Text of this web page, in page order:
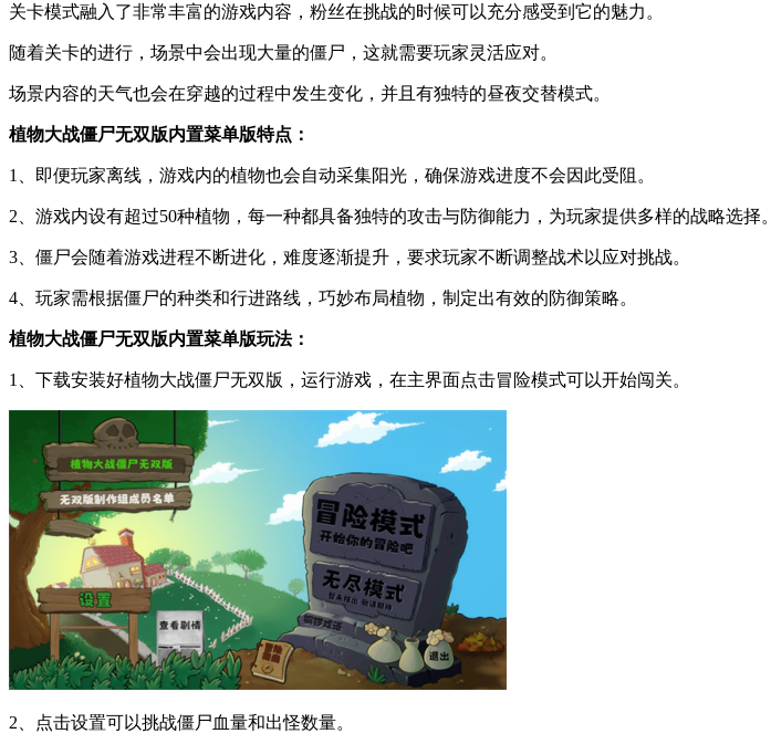
关卡模式融入了非常丰富的游戏内容，粉丝在挑战的时候可以充分感受到它的魅力。
随着关卡的进行，场景中会出现大量的僵尸，这就需要玩家灵活应对。
场景内容的天气也会在穿越的过程中发生变化，并且有独特的昼夜交替模式。
植物大战僵尸无双版内置菜单版特点：
1、即便玩家离线，游戏内的植物也会自动采集阳光，确保游戏进度不会因此受阻。
2、游戏内设有超过50种植物，每一种都具备独特的攻击与防御能力，为玩家提供多样的战略选择。
3、僵尸会随着游戏进程不断进化，难度逐渐提升，要求玩家不断调整战术以应对挑战。
4、玩家需根据僵尸的种类和行进路线，巧妙布局植物，制定出有效的防御策略。
植物大战僵尸无双版内置菜单版玩法：
1、下载安装好植物大战僵尸无双版，运行游戏，在主界面点击冒险模式可以开始闯关。
2、点击设置可以挑战僵尸血量和出怪数量。